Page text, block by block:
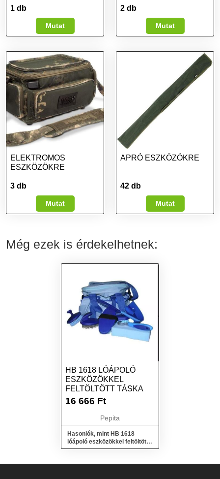
1 db
Mutat
2 db
Mutat
ELEKTROMOS
ESZKÖZÖKRE
3 db
Mutat
APRÓ ESZKÖZÖKRE
42 db
Mutat
Még ezek is érdekelhetnek:
HB 1618 LÓÁPOLÓ
ESZKÖZÖKKEL
FELTÖLTÖTT TÁSKA
16 666 Ft
Pepita
Hasonlók, mint HB 1618
lóápoló eszközökkel feltöltött
táska